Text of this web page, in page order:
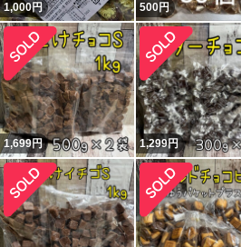
1,000円 500円
1,699円 1,299円